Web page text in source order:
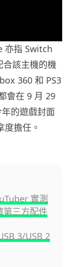
亦指 Switch
合該主機的機
360 和 PS3
會在 9 月 29
的遊戲封面
度擔任。
實測
三方配件
3/USB 2